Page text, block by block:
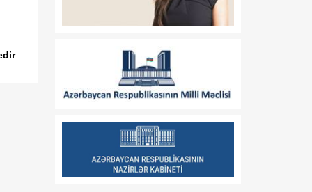
Donald Tramp ABŞ-də
qadağan etmək istəyir
12:13
Nabranda təmizlik aksiyası
keçirilib
07 Avqust
Lənkəranda kanalizasiya
sisteminin yenilənməsi
işlərinə başlanılıb